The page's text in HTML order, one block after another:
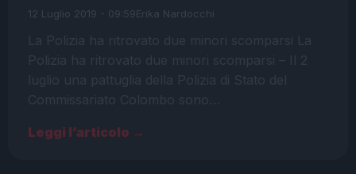
12 Luglio 2019 - 09:59Erika Nardocchi
La Polizia ha ritrovato due minori scomparsi La
Polizia ha ritrovato due minori scomparsi – Il 2
luglio una pattuglia della Polizia di Stato del
Commissariato Colombo sono…
Leggi l’articolo →